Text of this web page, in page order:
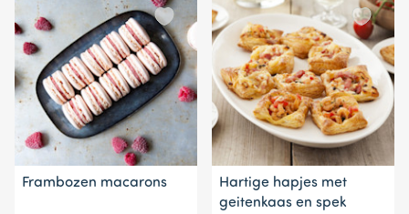
Frambozen macarons
Hartige hapjes met
geitenkaas en spek